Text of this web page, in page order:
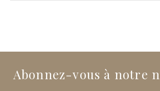
Abonnez-vous à notre